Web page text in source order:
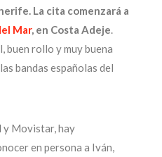
La cita comenzará a
Mar, en Costa Adeje.
buen rollo y muy buena
bandas españolas del
y Movistar, hay
en persona a Iván,